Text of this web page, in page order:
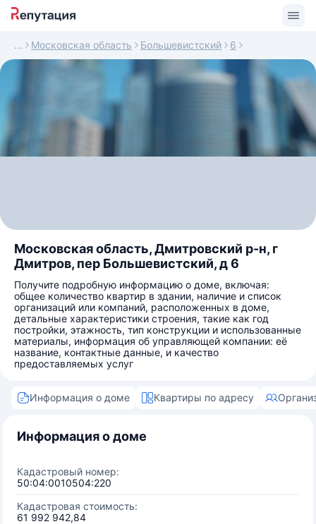
Московская область Большевистский 6
Московская область, Дмитровский р-н, г
Дмитров, пер Большевистский, д 6
Получите подробную информацию о доме, включая:
общее количество квартир в здании, наличие и список
организаций или компаний, расположенных в доме,
детальные характеристики строения, такие как год
постройки, этажность, тип конструкции и использованные
материалы, информация об управляющей компании: её
название, контактные данные, и качество
предоставляемых услуг
Информация о доме Квартиры по адресу
Информация о доме
Кадастровый номер:
50:04:0010504:220
Кадастровая стоимость:
61 992 942,84